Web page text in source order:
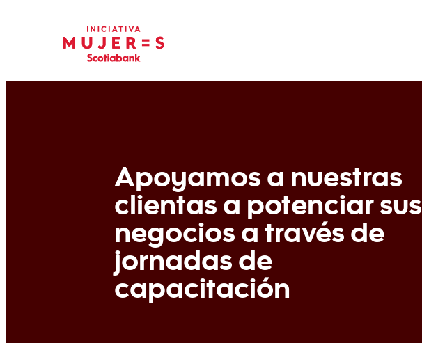
Apoyamos a nuestras
clientas a potenciar sus
negocios a través de
jornadas de
capacitación